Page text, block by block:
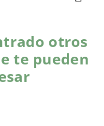
otros
te pueden